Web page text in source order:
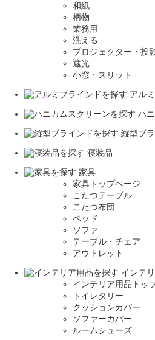
和紙
柄物
業務用
洗える
プロジェクター・投
遮光
小窓・スリット
アル
ハ
縦型ブ
寝装品
家具
家具トップページ
こたつテーブル
こたつ布団
ベッド
ソファ
テーブル・チェア
アウトレット
インテ
インテリア用品トッ
トイレタリー
クッションカバー
ソファーカバー
ルームシューズ